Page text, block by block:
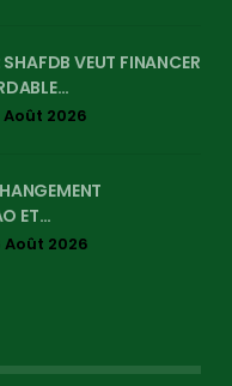
VEUT FINANCER
Août 2026
ET…
Août 2026